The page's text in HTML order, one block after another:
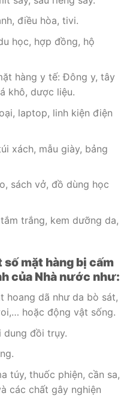
điều hòa, tivi.
học, hợp đồng, hộ
hàng y tế: Đông y, tây
khô, dược liệu.
laptop, linh kiện điện
xách, mẫu giày, bảng
sách vở, đồ dùng học
trắng, kem dưỡng da,
mặt hàng bị cấm
của Nhà nước như:
hoang dã như da bò sát,
hoặc động vật sống.
dung đồi trụy.
túy, thuốc phiện, cần sa,
các chất gây nghiện